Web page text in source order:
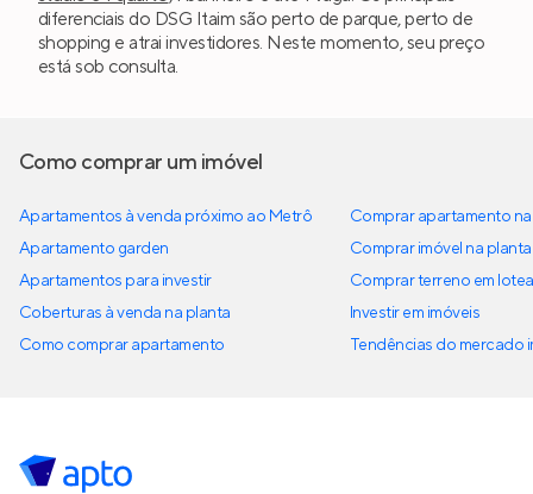
diferenciais do DSG Itaim são perto de parque, perto de
shopping e atrai investidores. Neste momento, seu preço
está sob consulta.
Como comprar um imóvel
Apartamentos à venda próximo ao Metrô
Apartamento garden
Apartamentos para investir
Coberturas à venda na planta
Como comprar apartamento
Comprar apartamento
Comprar imóvel na planta
Comprar terreno em
Investir em imóveis
Tendências do mercado